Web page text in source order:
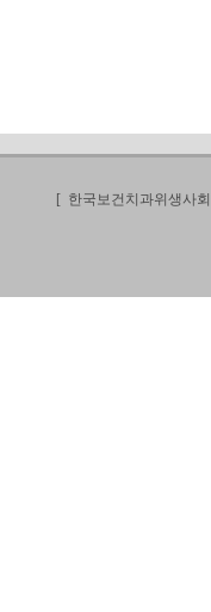
[ 한국보건치과위생사회